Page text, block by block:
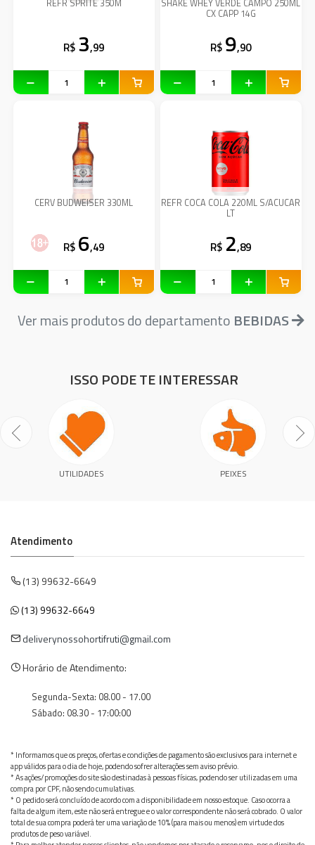
REFR SPRITE 350M
R$ 3,99
SHAKE WHEY VERDE CAMPO 250ML
CX CAPP 14G
R$ 9,90
CERV BUDWEISER 330ML
R$ 6,49
REFR COCA COLA 220ML S/ACUCAR
LT
R$ 2,89
Ver mais produtos do departamento BEBIDAS
ISSO PODE TE INTERESSAR
UTILIDADES PEIXES
Atendimento
(13) 99632-6649
(13) 99632-6649
deliverynossohortifruti@gmail.com
Horário de Atendimento:
Segunda-Sexta: 08.00 - 17.00
Sábado: 08.30 - 17:00:00
* Informamos que os preços, ofertas e condições de pagamento são exclusivos para internet e
app válidos para o dia de hoje, podendo sofrer alterações sem aviso prévio.
* As ações/promoções do site são destinadas à pessoas físicas, podendo ser utilizadas em uma
compra por CPF, não sendo cumulativas.
* O pedido será concluído de acordo com a disponibilidade em nosso estoque. Caso ocorra a
falta de algum item, este não será entregue e o valor correspondente não será cobrado. O valor
total de sua compra poderá ter uma variação de 10% (para mais ou menos) em virtude dos
produtos de peso variável.